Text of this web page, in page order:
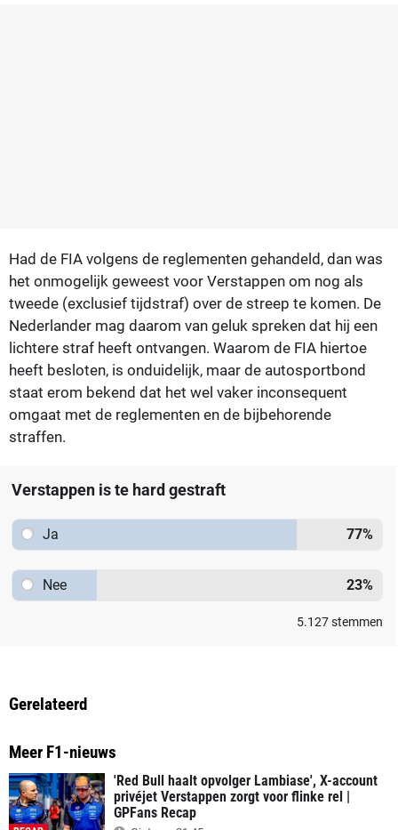
Had de FIA volgens de reglementen gehandeld, dan was
het onmogelijk geweest voor Verstappen om nog als
tweede (exclusief tijdstraf) over de streep te komen. De
Nederlander mag daarom van geluk spreken dat hij een
lichtere straf heeft ontvangen. Waarom de FIA hiertoe
heeft besloten, is onduidelijk, maar de autosportbond
staat erom bekend dat het wel vaker inconsequent
omgaat met de reglementen en de bijbehorende
straffen.
Verstappen is te hard gestraft
Ja 77%
Nee 23%
5.127stemmen
Gerelateerd
Meer F1-nieuws
'Red Bull haalt opvolger Lambiase', X-account
privéjet Verstappen zorgt voor flinke rel |
GPFans Recap